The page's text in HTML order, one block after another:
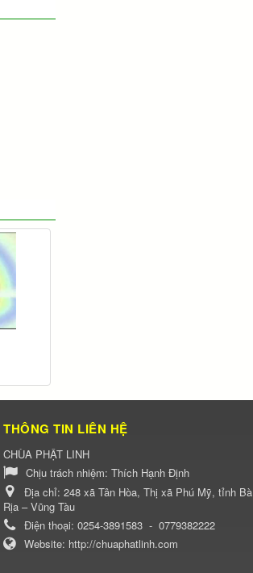
THÔNG TIN LIÊN HỆ
CHÙA PHẬT LINH
Chịu trách nhiệm: Thích Hạnh Định
Địa chỉ: 248 xã Tân Hòa, Thị xã Phú Mỹ, tỉnh Bà
Rịa – Vũng Tàu
Điện thoại: 0254-3891583 - 0779382222
Website: http://chuaphatlinh.com